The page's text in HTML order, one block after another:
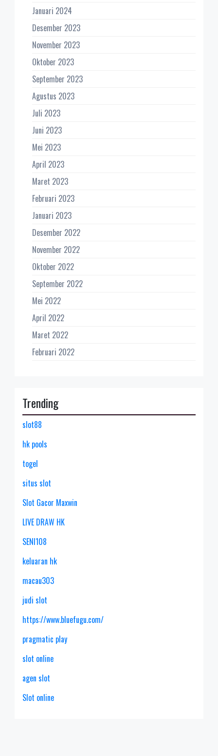
Januari 2024
Desember 2023
November 2023
Oktober 2023
September 2023
Agustus 2023
Juli 2023
Juni 2023
Mei 2023
April 2023
Maret 2023
Februari 2023
Januari 2023
Desember 2022
November 2022
Oktober 2022
September 2022
Mei 2022
April 2022
Maret 2022
Februari 2022
Trending
slot88
hk pools
togel
situs slot
Slot Gacor Maxwin
LIVE DRAW HK
SENI108
keluaran hk
macau303
judi slot
https://www.bluefugu.com/
pragmatic play
slot online
agen slot
Slot online